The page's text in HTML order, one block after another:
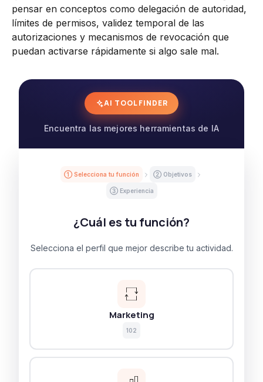
pensar en conceptos como delegación de autoridad,
límites de permisos, validez temporal de las
autorizaciones y mecanismos de revocación que
puedan activarse rápidamente si algo sale mal.
AI TOOL FINDER
Encuentra las mejores herramientas de IA
① Selecciona tu función ② Objetivos
③ Experiencia
¿Cuál es tu función?
Selecciona el perfil que mejor describe tu actividad.
Marketing
102